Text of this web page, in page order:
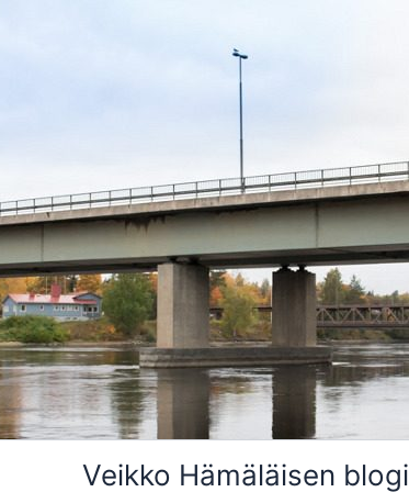
Veikko Hämäläisen blogi